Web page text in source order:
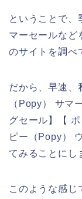
ということで、
マーセールなど
のサイトを調べ
だから、早速、
（Popy） サマ
グセール】【
ピー（Popy）
てみることにし
このような感じ